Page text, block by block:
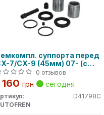
суппорта перед
7/CX-9 (45мм) 07- (с
0 отзывов
160 грн сегодня
D41798C